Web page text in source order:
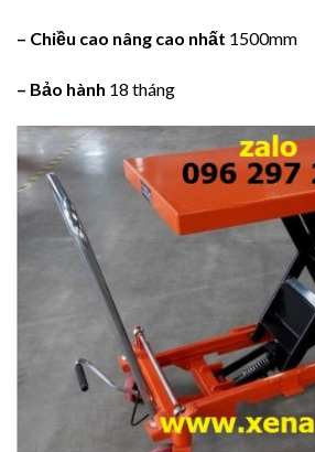
– Chiều cao nâng cao nhất 1500mm
– Bảo hành 18 tháng